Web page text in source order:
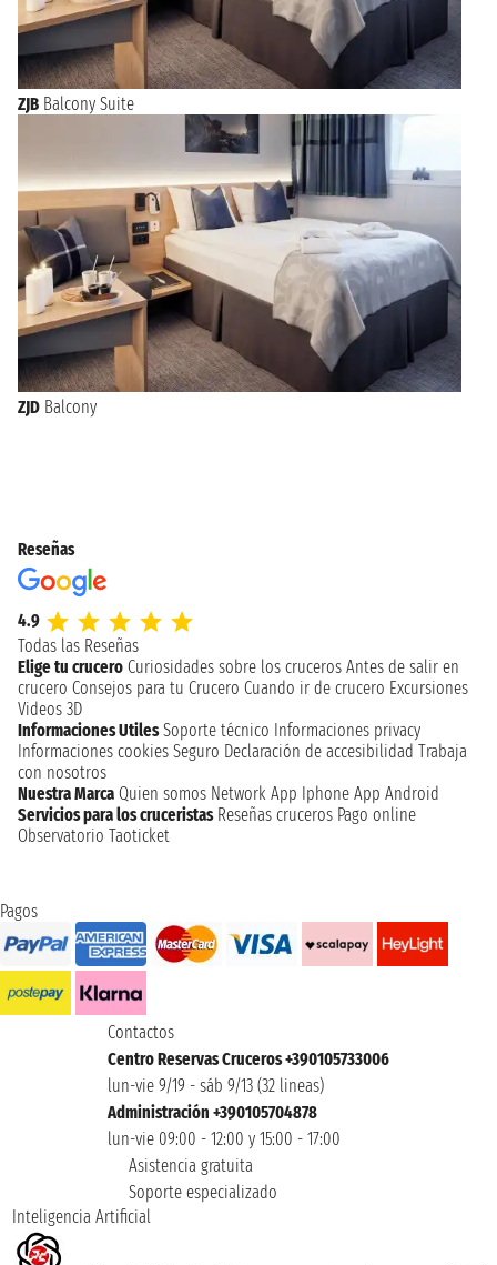
ZJB Balcony Suite
ZJD Balcony
Reseñas
4.9
Todas las Reseñas
Elige tu crucero Curiosidades sobre los cruceros Antes de salir en
crucero Consejos para tu Crucero Cuando ir de crucero Excursiones
Videos 3D
Informaciones Utiles Soporte técnico Informaciones privacy
Informaciones cookies Seguro Declaración de accesibilidad Trabaja
con nosotros
Nuestra Marca Quien somos Network App Iphone App Android
Servicios para los cruceristas Reseñas cruceros Pago online
Observatorio Taoticket
Pagos
Contactos
Centro Reservas Cruceros +390105733006
lun-vie 9/19 - sáb 9/13 (32 lineas)
Administración +390105704878
lun-vie 09:00 - 12:00 y 15:00 - 17:00
Asistencia gratuita
Soporte especializado
Inteligencia Artificial